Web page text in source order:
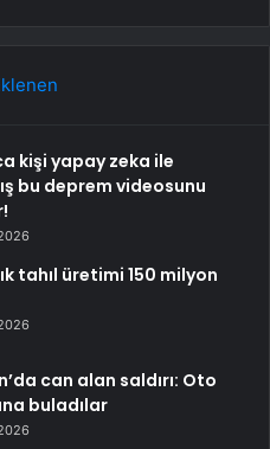
kişi yapay zeka ile
bu deprem videosunu
tahıl üretimi 150 milyon
can alan saldırı: Oto
buladılar